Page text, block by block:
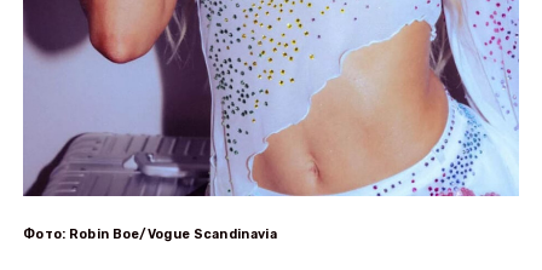
Фото: Robin Boe/Vogue Scandinavia